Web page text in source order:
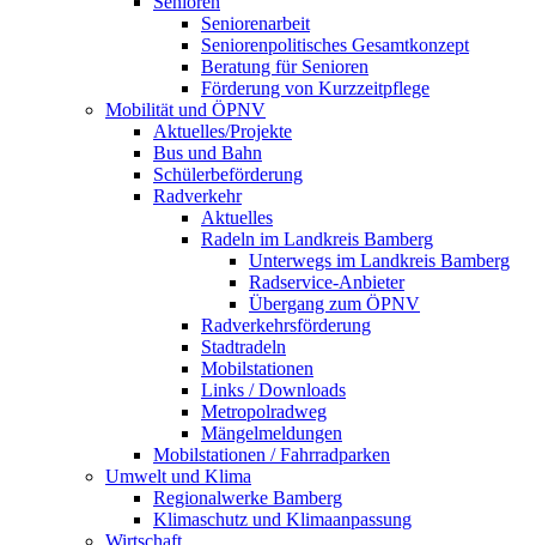
Seniorenarbeit
Seniorenpolitisches Gesamtkonzept
Beratung für Senioren
Förderung von Kurzzeitpflege
Mobilität und ÖPNV
Aktuelles/Projekte
Bus und Bahn
Schülerbeförderung
Radverkehr
Aktuelles
Radeln im Landkreis Bamberg
Unterwegs im Landkreis Bamberg
Radservice-Anbieter
Übergang zum ÖPNV
Radverkehrsförderung
Stadtradeln
Mobilstationen
Links / Downloads
Metropolradweg
Mängelmeldungen
Mobilstationen / Fahrradparken
Umwelt und Klima
Regionalwerke Bamberg
Klimaschutz und Klimaanpassung
Wirtschaft